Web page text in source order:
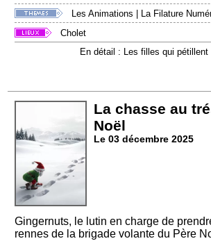
Les Animations
La Filature
Cholet
En détail : Les filles qui pétillent
La chasse au
Noël
Le 03 décembre 2025
Gingernuts, le lutin en charge de
rennes de la brigade volante du Père